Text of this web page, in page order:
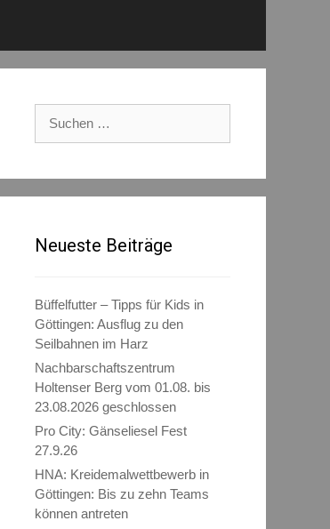
nach:
Neueste Beiträge
Büffelfutter – Tipps für Kids in
Göttingen: Ausflug zu den
Seilbahnen im Harz
Nachbarschaftszentrum
Holtenser Berg vom 01.08. bis
23.08.2026 geschlossen
Pro City: Gänseliesel Fest
27.9.26
HNA: Kreidemalwettbewerb in
Göttingen: Bis zu zehn Teams
können antreten